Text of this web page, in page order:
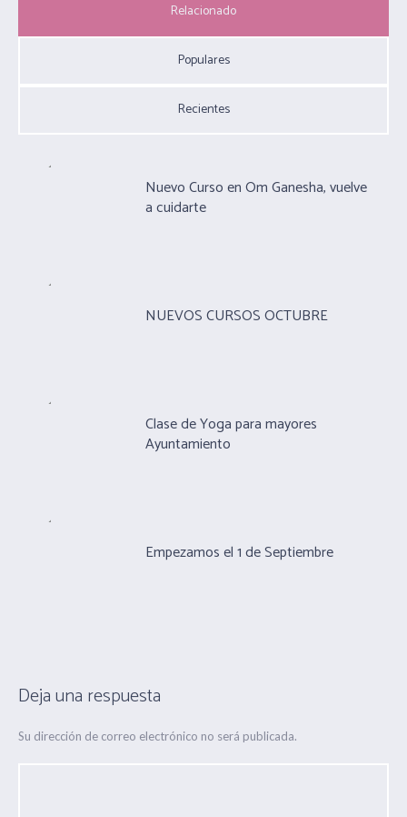
Relacionado
Populares
Recientes
Nuevo Curso en Om Ganesha, vuelve
a cuidarte
NUEVOS CURSOS OCTUBRE
Clase de Yoga para mayores
Ayuntamiento
Empezamos el 1 de Septiembre
Deja una respuesta
Su dirección de correo electrónico no será publicada.